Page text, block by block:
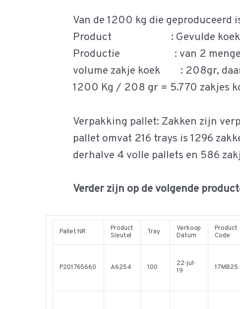
Van de 1200 kg die
Product : Gevulde koek
Productie : van 2 mengers à
volume zakje koek : 208gr,
1200 Kg / 208 gr = 5.770 zakjes
Verpakking pallet: Zakken zijn
pallet omvat 216 trays is 1296
derhalve 4 volle pallets en 586
Verder zijn op de volgende
Pallet NR
Product
Sleutel
Tray
Verkoop
Datum
Product
Code
P201765660 A6254 100
22-jul-
19
17MB25